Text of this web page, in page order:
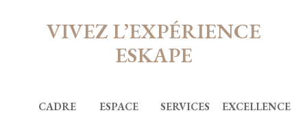
VIVEZ L’EXPÉRIENCE
ESKAPE
CADRE ESPACE SERVICES EXCELLENCE